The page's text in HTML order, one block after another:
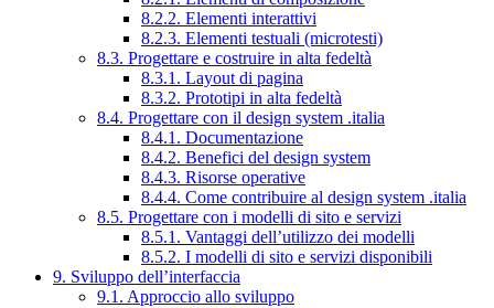
8.2.2. Elementi interattivi
8.2.3. Elementi testuali (microtesti)
8.3. Progettare e costruire in alta fedeltà
8.3.1. Layout di pagina
8.3.2. Prototipi in alta fedeltà
8.4. Progettare con il design system .italia
8.4.1. Documentazione
8.4.2. Benefici del design system
8.4.3. Risorse operative
8.4.4. Come contribuire al design system .italia
8.5. Progettare con i modelli di sito e servizi
8.5.1. Vantaggi dell’utilizzo dei modelli
8.5.2. I modelli di sito e servizi disponibili
9. Sviluppo dell’interfaccia
9.1. Approccio allo sviluppo